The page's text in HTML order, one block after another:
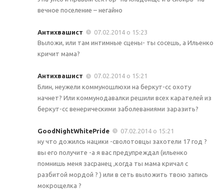
вечное поселение – негайно
Антихвашист
07.02.2014 о 15:23
Выложи, или там интимные сцены- ты сосешь, а Ильенко
кричит мама?
Антихвашист
07.02.2014 о 15:21
Блин, неужели коммуношлюхи на беркут-сс охоту
начнет? Или коммунодавалки решили всех карателей из
беркут-сс венерическими заболеваниями заразить?
GoodNightWhitePride
07.02.2014 о 15:21
ну что дожилсь нацики -сволотовцы захотели 17 год ?
вы его получите -а я вас предупреждал (ильенко
помнишь меня засранец ,когда ты мама кричал с
разбитой мордой ? ) или в сеть выложить твою запись
мокрощелка ?